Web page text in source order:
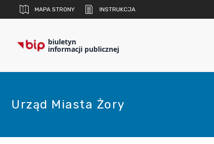
MAPA STRONY INSTRUKCJA
biuletyn
informacji publicznej
Urząd Miasta Żory